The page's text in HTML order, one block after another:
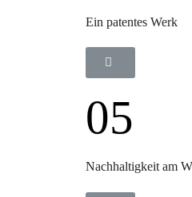
Ein patentes Werk
05
Nachhaltigkeit am